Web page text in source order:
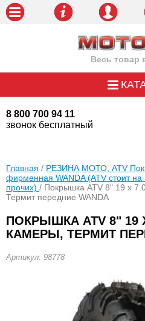
Весь товар
8 800 700 94 11
звонок бесплатный
Главная / РЕЗИНА МОТО, ATV
фирменная WANDA (АТV стоит на
прочих) / Покрышка ATV 8" 19 х
Термит передние WANDA
ПОКРЫШКА ATV 8" 19
КАМЕРЫ, ТЕРМИТ
Артикул: 98778